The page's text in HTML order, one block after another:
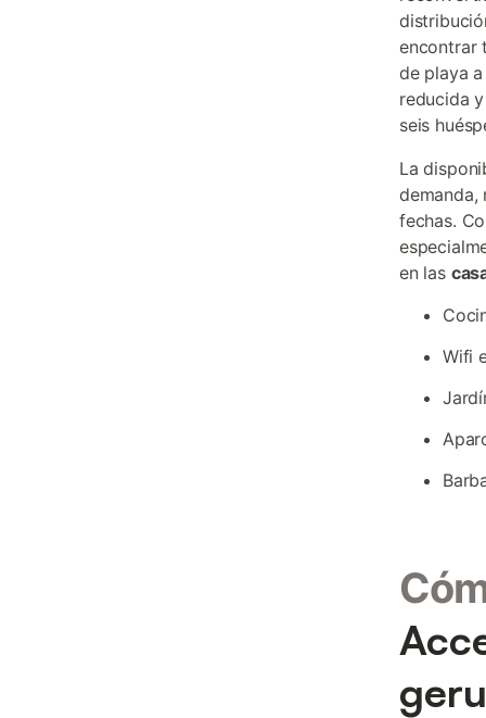
encontrar
de playa
reducida
seis
La
demanda,
fechas.
en las
Wifi